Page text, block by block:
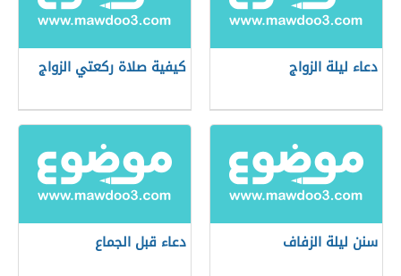
دعاء ليلة الزواج كيفية صلاة ركعتي الزواج
سنن ليلة الزفاف دعاء قبل الجماع